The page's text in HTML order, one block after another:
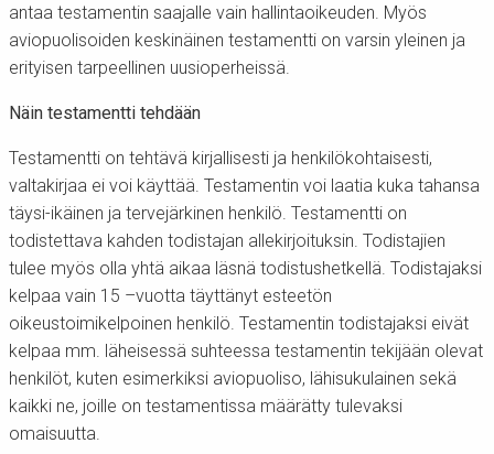
antaa testamentin saajalle vain hallintaoikeuden. Myös
aviopuolisoiden keskinäinen testamentti on varsin yleinen ja
erityisen tarpeellinen uusioperheissä.
Näin testamentti tehdään
Testamentti on tehtävä kirjallisesti ja henkilökohtaisesti,
valtakirjaa ei voi käyttää. Testamentin voi laatia kuka tahansa
täysi-ikäinen ja tervejärkinen henkilö. Testamentti on
todistettava kahden todistajan allekirjoituksin. Todistajien
tulee myös olla yhtä aikaa läsnä todistushetkellä. Todistajaksi
kelpaa vain 15 –vuotta täyttänyt esteetön
oikeustoimikelpoinen henkilö. Testamentin todistajaksi eivät
kelpaa mm. läheisessä suhteessa testamentin tekijään olevat
henkilöt, kuten esimerkiksi aviopuoliso, lähisukulainen sekä
kaikki ne, joille on testamentissa määrätty tulevaksi
omaisuutta.